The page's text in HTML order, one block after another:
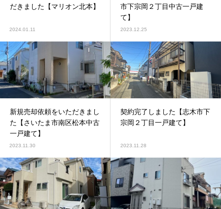
だきました【マリオン北本】
2024.01.11
市下宗岡２丁目中古一戸建
て】
2023.12.25
新規売却依頼をいただきまし
た【さいたま市南区松本中古
一戸建て】
2023.11.30
契約完了しました【志木市下
宗岡２丁目一戸建て】
2023.11.28